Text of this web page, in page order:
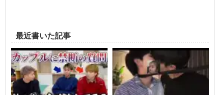
最近書いた記事